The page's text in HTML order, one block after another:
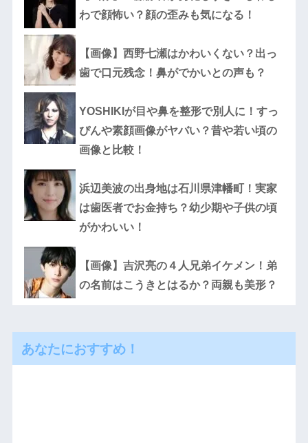
わで顔怖い？顔の歪みも気になる！
【画像】西野七瀬はかわいくない？出っ
歯で口元残念！鼻がでかいとの声も？
YOSHIKIが目や鼻を整形で別人に！すっ
ぴんや素顔画像がヤバい？昔や若い頃の
画像と比較！
浜辺美波の出身地は石川県津幡町！実家
は歯医者でお金持ち？幼少期や子供の頃
がかわいい！
【画像】吉沢亮の４人兄弟イケメン！弟
の名前はこうきとはるか？両親も美形？
あなたにおすすめ！